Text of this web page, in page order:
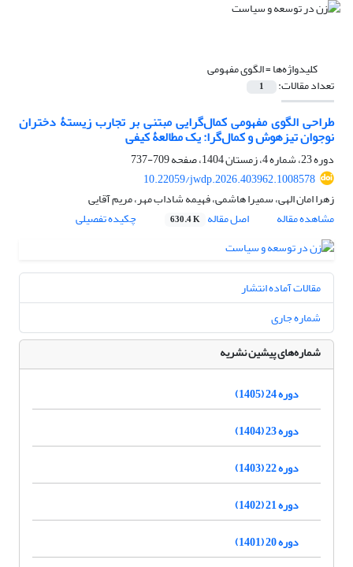
کلیدواژه‌ها =الگوی مفهومی
تعداد مقالات: 1
طراحی الگوی مفهومی کمال‌گرایی مبتنی بر تجارب زیستۀ دختران
نوجوان تیزهوش و کمال‌گرا: یک مطالعۀ کیفی
دوره 23، شماره 4، زمستان 1404، صفحه
709-737
10.22059/jwdp.2026.403962.1008578
زهرا امان الهی، سمیرا هاشمی، فهیمه شاداب مهر، مریم آقایی
مشاهده مقاله
اصل مقاله 630.4 K چکیده تفصیلی
مقالات آماده انتشار
شماره جاری
شماره‌های پیشین نشریه
دوره 24 (1405)
دوره 23 (1404)
دوره 22 (1403)
دوره 21 (1402)
دوره 20 (1401)